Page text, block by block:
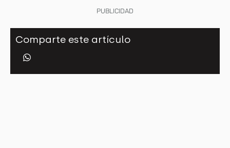
PUBLICIDAD
Comparte este artículo